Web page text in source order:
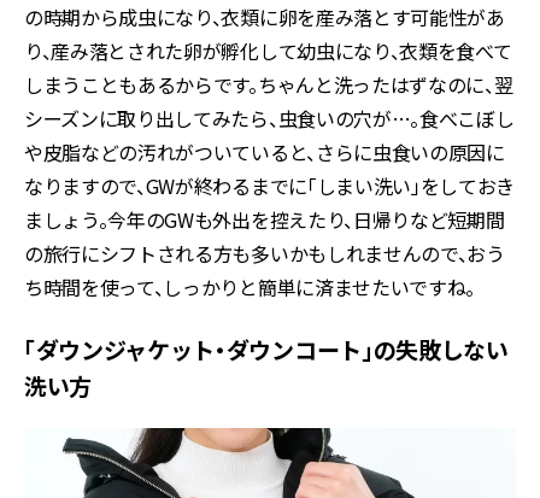
の時期から成虫になり、衣類に卵を産み落とす可能性があ
り、産み落とされた卵が孵化して幼虫になり、衣類を食べて
しまうこともあるからです。ちゃんと洗ったはずなのに、翌
シーズンに取り出してみたら、虫食いの穴が…。食べこぼし
や皮脂などの汚れがついていると、さらに虫食いの原因に
なりますので、GWが終わるまでに「しまい洗い」をしておき
ましょう。今年のGWも外出を控えたり、日帰りなど短期間
の旅行にシフトされる方も多いかもしれませんので、おう
ち時間を使って、しっかりと簡単に済ませたいですね。
「ダウンジャケット・ダウンコート」の失敗しない
洗い方